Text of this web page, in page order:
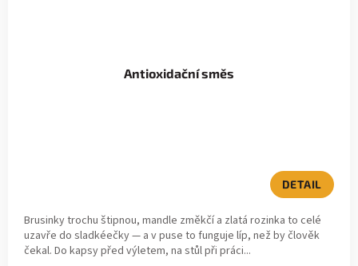
Antioxidační směs
DETAIL
Brusinky trochu štipnou, mandle změkčí a zlatá rozinka to celé
uzavře do sladkéečky — a v puse to funguje líp, než by člověk
čekal. Do kapsy před výletem, na stůl při práci...